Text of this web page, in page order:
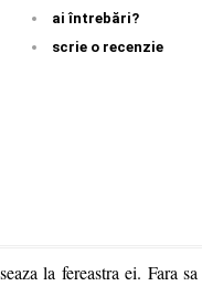
ai întrebări?
scrie o recenzie
la fereastra ei. Fara